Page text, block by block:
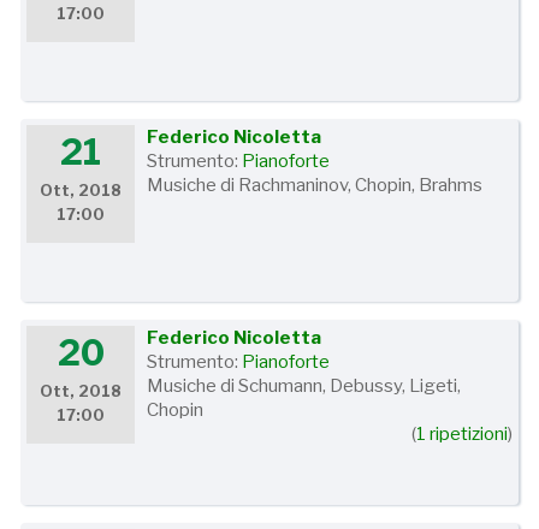
17:00
21
Ott, 2018
17:00
Federico Nicoletta
Strumento: Pianoforte
Musiche di Rachmaninov, Chopin, Brahms
20
Ott, 2018
17:00
Federico Nicoletta
Strumento: Pianoforte
Musiche di Schumann, Debussy, Ligeti,
Chopin
(1 ripetizioni)